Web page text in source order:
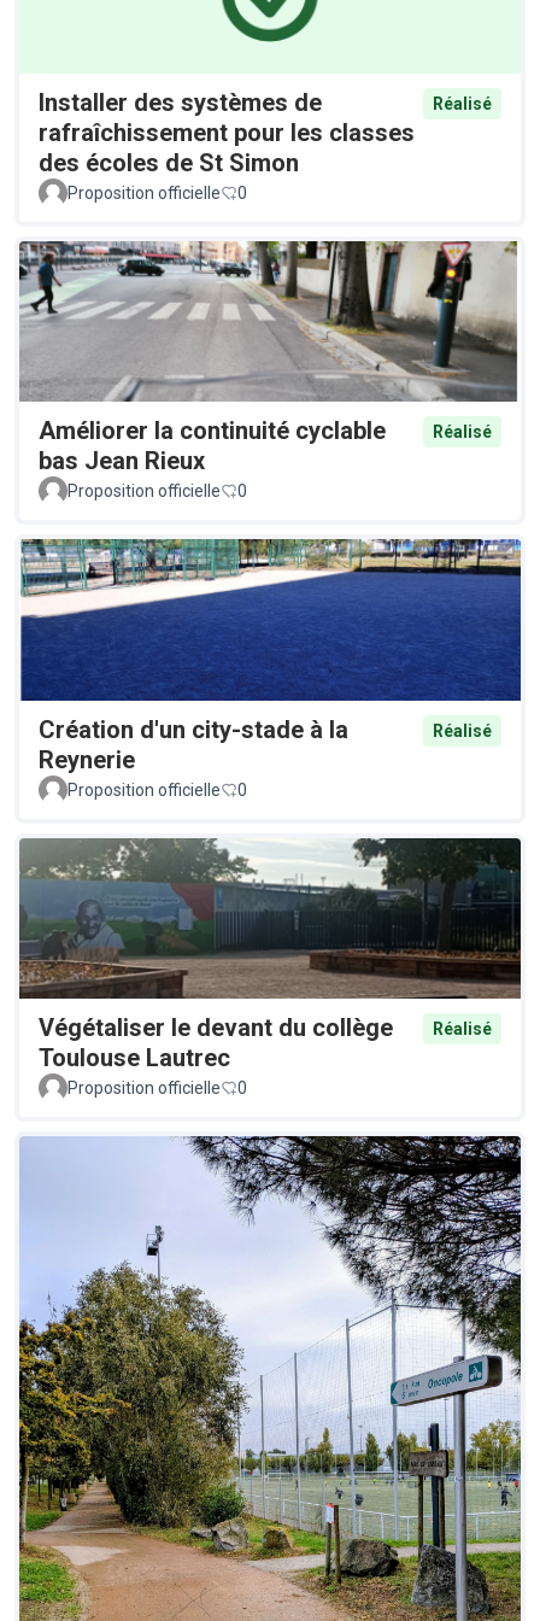
Installer des systèmes de
rafraîchissement pour les classes
des écoles de St Simon
Réalisé
Proposition officielle 0
Améliorer la continuité cyclable
bas Jean Rieux
Réalisé
Proposition officielle 0
Création d'un city-stade à la
Reynerie
Réalisé
Proposition officielle 0
Végétaliser le devant du collège
Toulouse Lautrec
Réalisé
Proposition officielle 0